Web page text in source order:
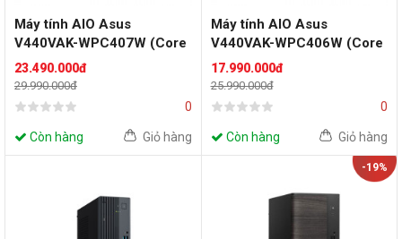
Máy tính AIO Asus
V440VAK-WPC407W (Core
5 210H/ 16GB/ 512GB
SSD/ 23.8inch/ Win11/ Key
+ Mouse Wireless/ 2Y)
23.490.000đ
29.990.000đ
0
Còn hàng Giỏ hàng
Máy tính AIO Asus
V440VAK-WPC406W (Core
3 100U/ 8GB/ 512GB SSD/
23.8inch/ Key + Mouse
Wireless/ Win11/ 2Y)
17.990.000đ
25.990.000đ
0
Còn hàng Giỏ hàng
-19%